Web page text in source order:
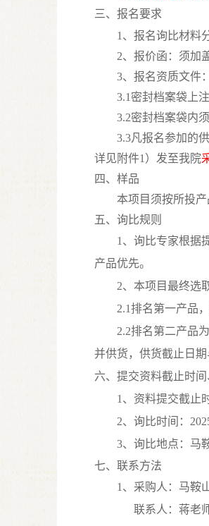
三、报名要求
1、报名询比材料
2、报价函：须加
3、报名资质文件
3.1密封档案袋上
3.2密封档案袋内
3.3凡报名参加的
详见附件1）发至我院
四、样品
本项目须按所投
五、询比规则
1、询比专家根据
产品优先。
2、本项目最终选
2.1排名第一产品
2.2排名第二产品
并供货，供货截止日期
六、提交资料截止时
1、资料提交截止
2、询比时间：
3、询比地点：马
七、联系方法
1、采购人：马鞍
联系人：蒋老